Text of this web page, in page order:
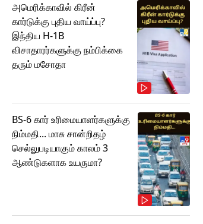
அமெரிக்காவில் கிரீன்
கார்டுக்கு புதிய வாய்ப்பு?
இந்திய H-1B
விசாதாரர்களுக்கு நம்பிக்கை
தரும் மசோதா
BS-6 கார் உரிமையாளர்களுக்கு
நிம்மதி... மாசு சான்றிதழ்
செல்லுபடியாகும் காலம் 3
ஆண்டுகளாக உயருமா?